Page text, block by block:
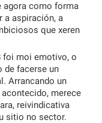
agora como forma
a aspiración, a
que xeren
foi moi emotivo, o
de facerse un
Arrancando un
merece
reivindicativa
sitio no sector.